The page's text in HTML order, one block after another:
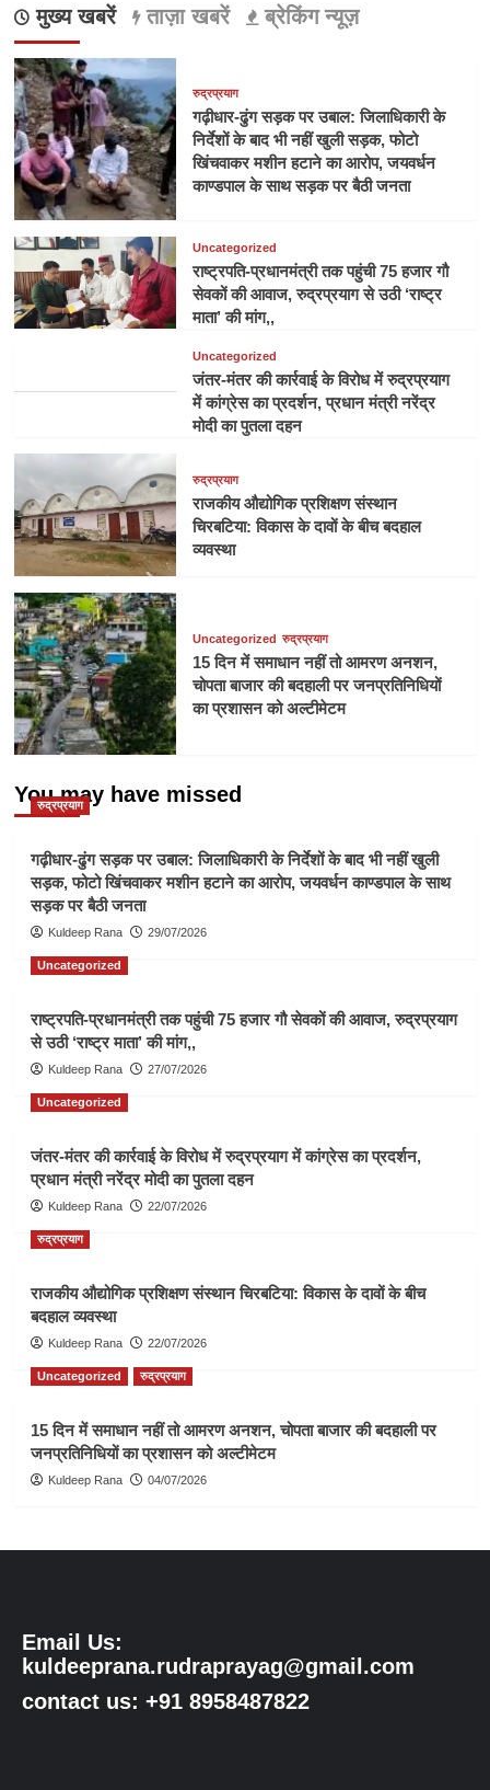
मुख्य खबरें ताज़ा खबरें ब्रेकिंग न्यूज़
रुद्रप्रयाग
गढ़ीधार-ढुंग सड़क पर उबाल: जिलाधिकारी के
निर्देशों के बाद भी नहीं खुली सड़क, फोटो
खिंचवाकर मशीन हटाने का आरोप, जयवर्धन
काण्डपाल के साथ सड़क पर बैठी जनता
Uncategorized
राष्ट्रपति-प्रधानमंत्री तक पहुंची 75 हजार गौ
सेवकों की आवाज, रुद्रप्रयाग से उठी ‘राष्ट्र
माता’ की मांग,,
Uncategorized
जंतर-मंतर की कार्रवाई के विरोध में रुद्रप्रयाग
में कांग्रेस का प्रदर्शन, प्रधान मंत्री नरेंद्र
मोदी का पुतला दहन
रुद्रप्रयाग
राजकीय औद्योगिक प्रशिक्षण संस्थान
चिरबटिया: विकास के दावों के बीच बदहाल
व्यवस्था
Uncategorized रुद्रप्रयाग
15 दिन में समाधान नहीं तो आमरण अनशन,
चोपता बाजार की बदहाली पर जनप्रतिनिधियों
का प्रशासन को अल्टीमेटम
You may have missed
रुद्रप्रयाग
गढ़ीधार-ढुंग सड़क पर उबाल: जिलाधिकारी के निर्देशों के बाद भी नहीं खुली
सड़क, फोटो खिंचवाकर मशीन हटाने का आरोप, जयवर्धन काण्डपाल के साथ
सड़क पर बैठी जनता
Kuldeep Rana 29/07/2026
Uncategorized
राष्ट्रपति-प्रधानमंत्री तक पहुंची 75 हजार गौ सेवकों की आवाज, रुद्रप्रयाग
से उठी ‘राष्ट्र माता’ की मांग,,
Kuldeep Rana 27/07/2026
Uncategorized
जंतर-मंतर की कार्रवाई के विरोध में रुद्रप्रयाग में कांग्रेस का प्रदर्शन,
प्रधान मंत्री नरेंद्र मोदी का पुतला दहन
Kuldeep Rana 22/07/2026
रुद्रप्रयाग
राजकीय औद्योगिक प्रशिक्षण संस्थान चिरबटिया: विकास के दावों के बीच
बदहाल व्यवस्था
Kuldeep Rana 22/07/2026
Uncategorized रुद्रप्रयाग
15 दिन में समाधान नहीं तो आमरण अनशन, चोपता बाजार की बदहाली पर
जनप्रतिनिधियों का प्रशासन को अल्टीमेटम
Kuldeep Rana 04/07/2026
Email Us:
kuldeeprana.rudraprayag@gmail.com
contact us: +91 8958487822